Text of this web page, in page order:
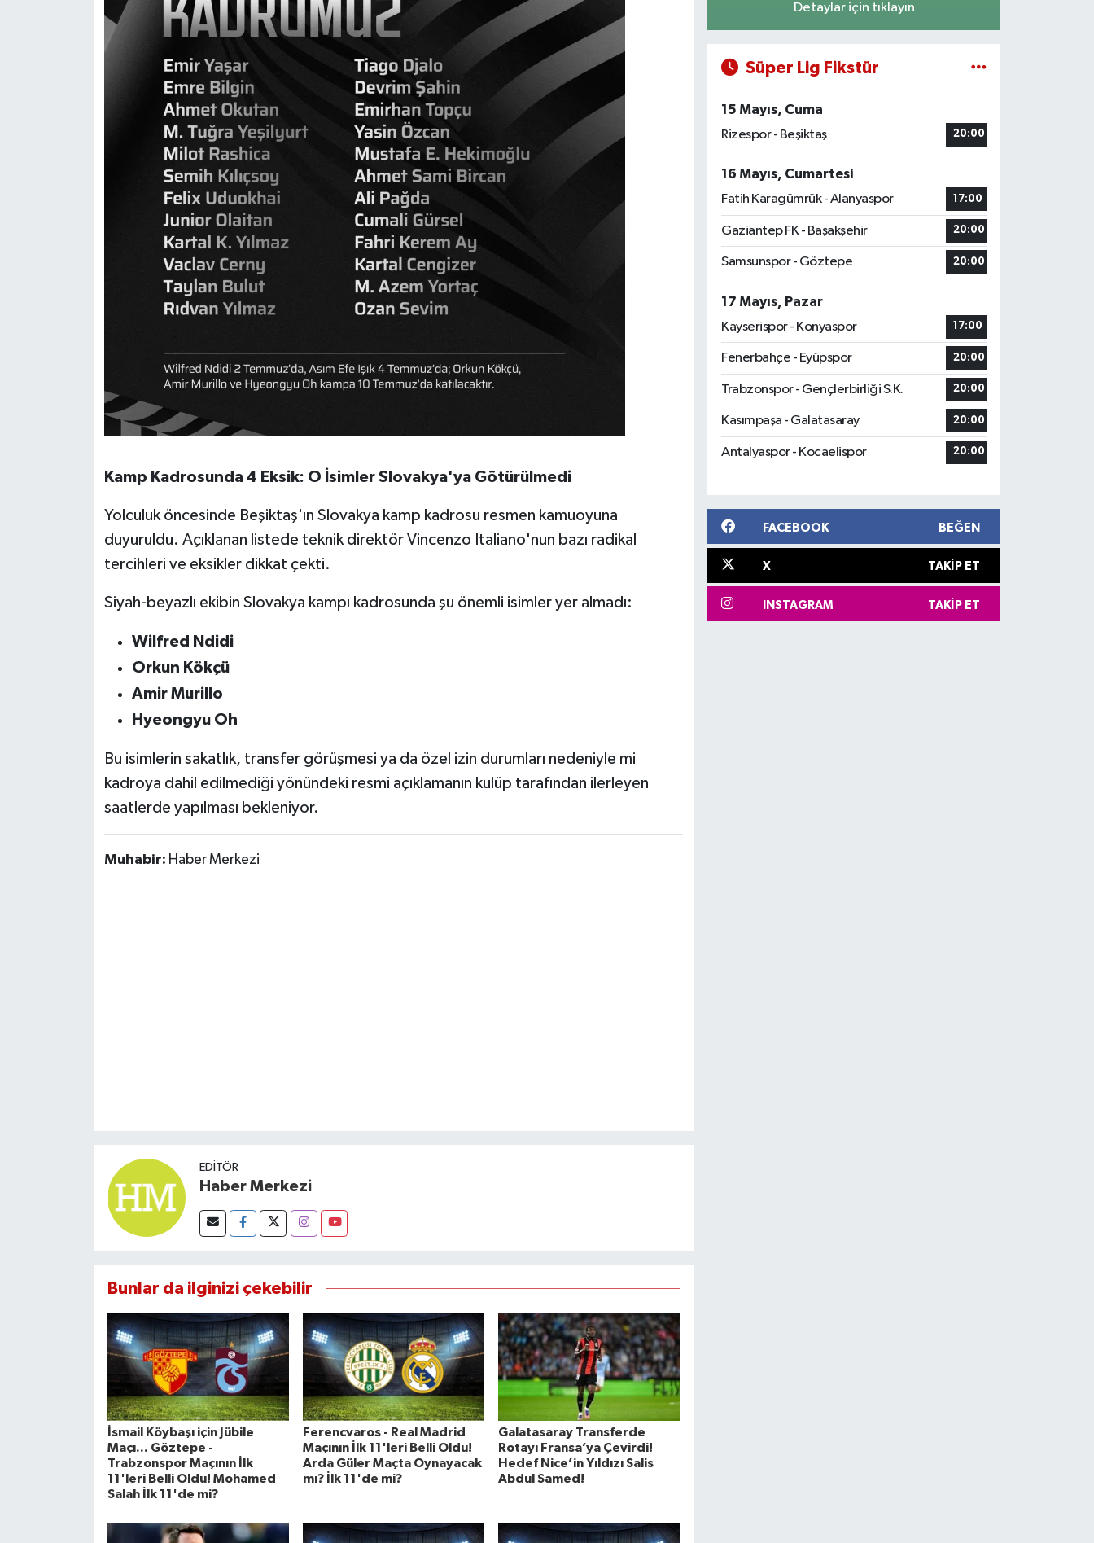
Kamp Kadrosunda 4 Eksik: O İsimler Slovakya'ya Götürülmedi
Yolculuk öncesinde Beşiktaş'ın Slovakya kamp kadrosu resmen kamuoyuna
duyuruldu. Açıklanan listede teknik direktör Vincenzo Italiano'nun bazı radikal
tercihleri ve eksikler dikkat çekti.
Siyah-beyazlı ekibin Slovakya kampı kadrosunda şu önemli isimler yer almadı:
Wilfred Ndidi
Orkun Kökçü
Amir Murillo
Hyeongyu Oh
Bu isimlerin sakatlık, transfer görüşmesi ya da özel izin durumları nedeniyle mi
kadroya dahil edilmediği yönündeki resmi açıklamanın kulüp tarafından ilerleyen
saatlerde yapılması bekleniyor.
Muhabir: Haber Merkezi
EDITÖR
Haber Merkezi
Bunlar da ilginizi çekebilir
İsmail Köybaşı için Jübile
Maçı... Göztepe -
Trabzonspor Maçının İlk
11'leri Belli Oldu! Mohamed
Salah İlk 11'de mi?
Ferencvaros - Real Madrid
Maçının İlk 11'leri Belli Oldu!
Arda Güler Maçta Oynayacak
mı? İlk 11'de mi?
Galatasaray Transferde
Rotayı Fransa’ya Çevirdi!
Hedef Nice’in Yıldızı Salis
Abdul Samed!
Detaylar için tıklayın
Süper Lig Fikstür
15 Mayıs, Cuma
Rizespor - Beşiktaş
20:00
16 Mayıs, Cumartesi
Fatih Karagümrük - Alanyaspor
17:00
Gaziantep FK - Başakşehir 20:00
Samsunspor - Göztepe 20:00
17 Mayıs, Pazar
Kayserispor - Konyaspor
17:00
Fenerbahçe - Eyüpspor 20:00
Trabzonspor - Gençlerbirliği S.K. 20:00
Kasımpaşa - Galatasaray 20:00
Antalyaspor - Kocaelispor 20:00
FACEBOOK BEĞEN
X TAKIP ET
INSTAGRAM TAKIP ET
SÜRMANŞET